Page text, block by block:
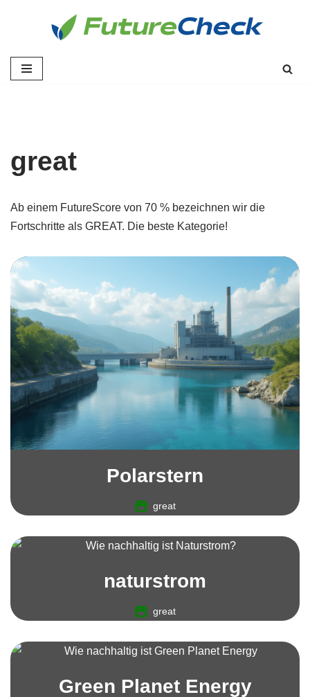
Inhalt
springen
great
Ab einem FutureScore von 70 % bezeichnen wir die
Fortschritte als GREAT. Die beste Kategorie!
Polarstern
great
naturstrom
great
Green Planet Energy